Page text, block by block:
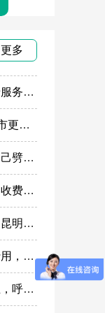
更多
上海虹口：打造家门口的养老服务“旗舰店”
江苏无锡：“适老化”行动让城市更有温度
不能让农村老人八九十岁还自己劈柴做饭
云南昆明有没有佛教养老院？收费多少
昆明泰康抚仙湖纪念园价格，昆明高端殡葬墓地服务
郑州泰康豫园临终关怀价格费用，郑州高端安宁疗护在哪里
内蒙古泰康之家蒙园最新消息，呼市蒙园养老社区价格表